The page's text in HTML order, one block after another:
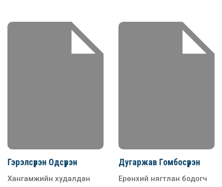
Гэрэлсүрэн Одсүрэн
Хангамжийн худалдан
Дугаржав Гомбосүрэн
Ерөнхий нягтлан бодогч